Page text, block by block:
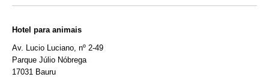
Hotel para animais
Av. Lucio Luciano, nº 2-49
Parque Júlio Nóbrega
17031 Bauru